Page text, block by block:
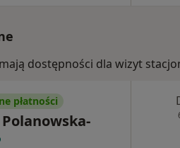
dostępności dla wizyt
płatności